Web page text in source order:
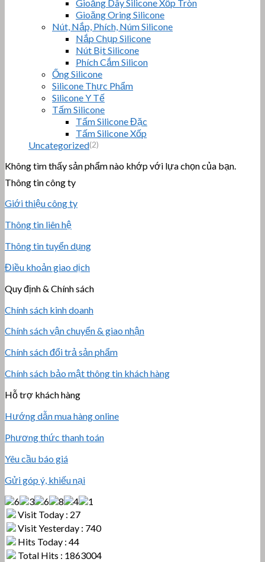
Gioăng Dây Silicone Xốp Tròn
Gioăng Oring Silicone
Nút, Nắp, Phích, Núm Silicone
Nắp Chụp Silicone
Nút Bịt Silicone
Phích Cắm Silicon
Ống Silicone
Silicone Thực Phẩm
Silicone Y Tế
Tấm Silicone
Tấm Silicone Đặc
Tấm Silicone Xốp
Uncategorized(2)
Không tìm thấy sản phẩm nào khớp với lựa chọn của bạn.
Thông tin công ty
Giới thiệu công ty
Thông tin liên hệ
Thông tin tuyển dụng
Điều khoản giao dịch
Quy định & Chính sách
Chính sách kinh doanh
Chính sách vận chuyển & giao nhận
Chính sách đổi trả sản phẩm
Chính sách bảo mật thông tin khách hàng
Hỗ trợ khách hàng
Hướng dẫn mua hàng online
Phương thức thanh toán
Yêu cầu báo giá
Gửi góp ý, khiếu nại
Visit Today : 27
Visit Yesterday : 740
Hits Today : 44
Total Hits : 1863004